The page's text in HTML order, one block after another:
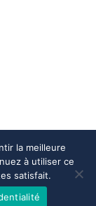
la meilleure
à utiliser ce
satisfait.